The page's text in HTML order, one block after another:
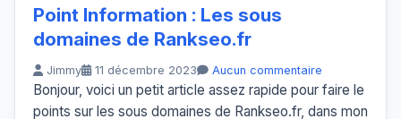
Point Information : Les sous
domaines de Rankseo.fr
Jimmy 11 décembre 2023 Aucun commentaire
Bonjour, voici un petit article assez rapide pour faire le
points sur les sous domaines de Rankseo.fr, dans mon